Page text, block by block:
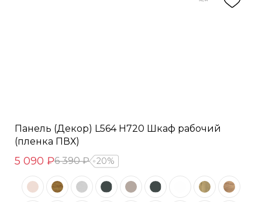
Панель (Декор) L564 H720 Шкаф рабочий
(пленка ПВХ)
5 090 ₽6 390 ₽ 20%